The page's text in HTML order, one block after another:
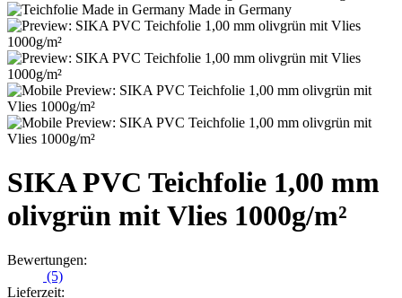
Made in Germany
SIKA PVC Teichfolie 1,00 mm
olivgrün mit Vlies 1000g/m²
Bewertungen:
(5)
Lieferzeit: